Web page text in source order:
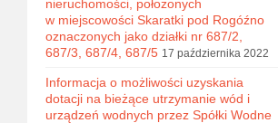
nieruchomości, położonych
w miejscowości Skaratki pod Rogóźno
oznaczonych jako działki nr 687/2,
687/3, 687/4, 687/5 17 października 2022
Informacja o możliwości uzyskania
dotacji na bieżące utrzymanie wód i
urządzeń wodnych przez Spółki Wodne